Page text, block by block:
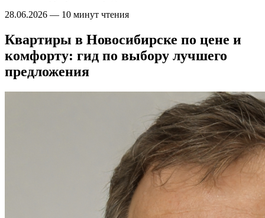
28.06.2026 — 10 минут чтения
Квартиры в Новосибирске по цене и
комфорту: гид по выбору лучшего
предложения